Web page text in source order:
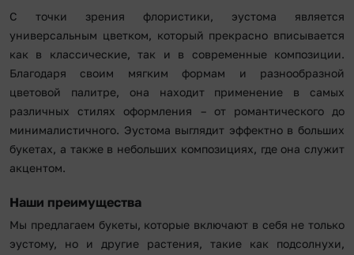
С точки зрения флористики, эустома является
универсальным цветком, который прекрасно вписывается
как в классические, так и в современные композиции.
Благодаря своим мягким формам и разнообразной
цветовой палитре, она находит применение в самых
различных стилях оформления – от романтического до
минималистичного. Эустома выглядит эффектно в больших
букетах, а также в небольших композициях, где она служит
акцентом.
Наши преимущества
Мы предлагаем букеты, которые включают в себя не только
эустому, но и другие растения, такие как подсолнухи,